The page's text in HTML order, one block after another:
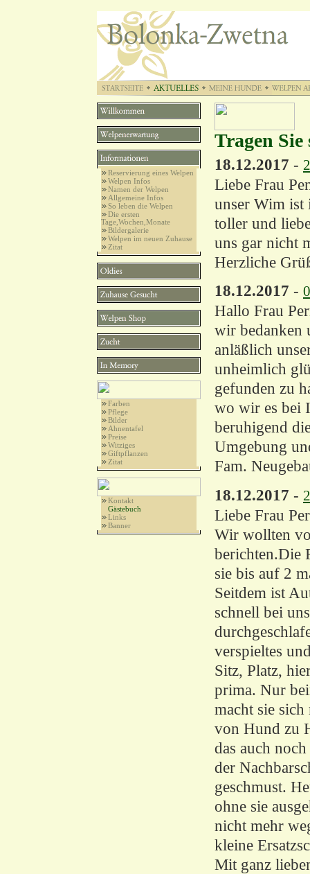
Reservierung eines Welpen
Welpen Infos
Namen der Welpen
Allgemeine Infos
So leben die Welpen
Die ersten
Tage,Wochen,Monate
Bildergalerie
Welpen im neuen Zuhause
Zitat
Farben
Pflege
Bilder
Ahnentafel
Preise
Witziges
Giftpflanzen
Zitat
Kontakt
Gästebuch
Links
Banner
Tragen
18.12.2017 -
Liebe Frau
unser Wim ist
toller und
uns gar nicht
Herzliche
18.12.2017 -
Hallo Frau
wir bedanken
anläßlich
unheimlich
gefunden zu
wo wir es bei
beruhigend
Umgebung
Fam.
18.12.2017 -
Liebe Frau
Wir wollten
berichten.Die
sie bis auf 2
Seitdem ist
schnell bei
verspieltes
Sitz, Platz,
prima. Nur
macht sie
von Hund zu
das auch
der
geschmust.
ohne sie
nicht mehr
kleine
Mit ganz